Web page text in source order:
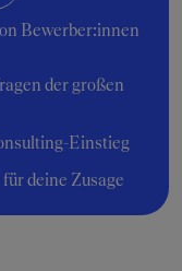
Bewerber:innen
der großen
Einstieg
deine Zusage